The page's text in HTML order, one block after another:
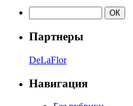
Партнеры
DeLaFlor
Навигация